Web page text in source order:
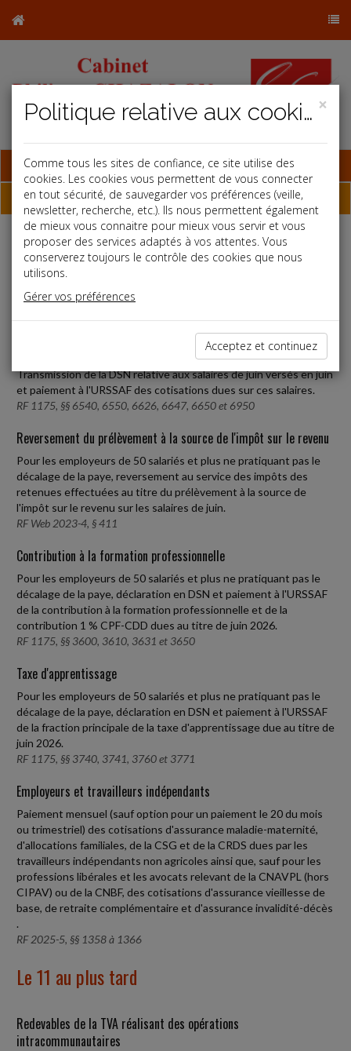
Base documentaire
Échéancier
Échéancier : juillet
Le 6 au plus tard
Transmission de la DSN relative aux salaires de juin versés en juin
et paiement à l'URSSAF des cotisations dues sur ces salaires.
RF 1175, §§ 6540, 6550, 6626, 6647, 6650 et 6950
Reversement du prélèvement à la source de l'impôt sur le revenu
Pour les employeurs de 50 salariés et plus ne pratiquant pas le
décalage de la paye, reversement au service des impôts des
retenues effectuées au titre du prélèvement à la source de
l'impôt sur le revenu sur les salaires de juin.
RF Web 2023-4, § 411
Contribution à la formation professionnelle
Pour les employeurs de 50 salariés et plus ne pratiquant pas le
décalage de la paye, déclaration en DSN et paiement à l'URSSAF
de la contribution à la formation professionnelle et de la
contribution 1 % CPF-CDD dues au titre de juin 2026.
RF 1175, §§ 3600, 3610, 3631 et 3650
Taxe d'apprentissage
Pour les employeurs de 50 salariés et plus ne pratiquant pas le
décalage de la paye, déclaration en DSN et paiement à l'URSSAF
de la fraction principale de la taxe d'apprentissage due au titre de
juin 2026.
RF 1175, §§ 3740, 3741, 3760 et 3771
Employeurs et travailleurs indépendants
Paiement mensuel (sauf option pour un paiement le 20 du mois
ou trimestriel) des cotisations d'assurance maladie-maternité,
d'allocations familiales, de la CSG et de la CRDS dues par les
travailleurs indépendants non agricoles ainsi que, sauf pour les
professions libérales et les avocats relevant de la CNAVPL (hors
CIPAV) ou de la CNBF, des cotisations d'assurance vieillesse de
base, de retraite complémentaire et d'assurance invalidité-décès
.
RF 2025-5, §§ 1358 à 1366
Le 11 au plus tard
Redevables de la TVA réalisant des opérations
intracommunautaires
×
Politique relative aux cookies
Comme tous les sites de confiance, ce site utilise des
cookies. Les cookies vous permettent de vous connecter
en tout sécurité, de sauvegarder vos préférences (veille,
newsletter, recherche, etc.). Ils nous permettent également
de mieux vous connaitre pour mieux vous servir et vous
proposer des services adaptés à vos attentes. Vous
conserverez toujours le contrôle des cookies que nous
utilisons.
Gérer vos préférences
Acceptez et continuez